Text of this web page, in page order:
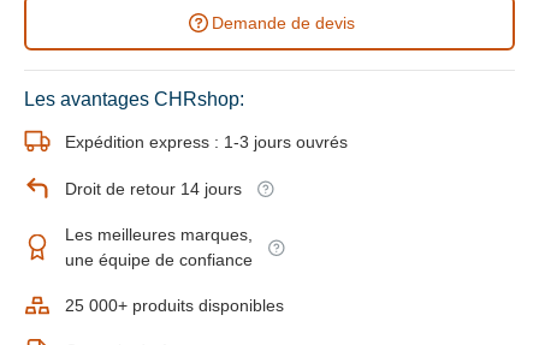
Demande de devis
Les avantages CHRshop:
Expédition express : 1-3 jours ouvrés
Droit de retour 14 jours
Les meilleures marques,
une équipe de confiance
25 000+ produits disponibles